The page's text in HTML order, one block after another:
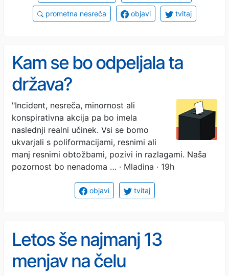
prometna nesreča objavi tvitaj
Kam se bo odpeljala ta
država?
"Incident, nesreča, minornost ali
konspirativna akcija pa bo imela
naslednji realni učinek. Vsi se bomo
ukvarjali s poliformacijami, resnimi ali
manj resnimi obtožbami, pozivi in razlagami. Naša
pozornost bo nenadoma … · Mladina · 19h
objavi tvitaj
Letos še najmanj 13
menjav na čelu